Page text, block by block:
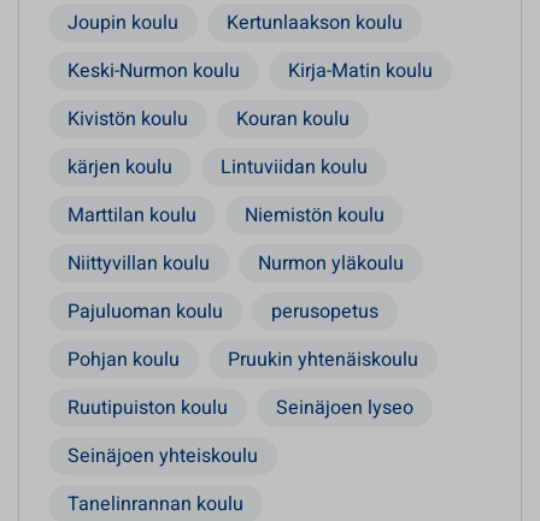
Joupin koulu
Kertunlaakson koulu
Keski-Nurmon koulu
Kirja-Matin koulu
Kivistön koulu
Kouran koulu
kärjen koulu
Lintuviidan koulu
Marttilan koulu
Niemistön koulu
Niittyvillan koulu
Nurmon yläkoulu
Pajuluoman koulu
perusopetus
Pohjan koulu
Pruukin yhtenäiskoulu
Ruutipuiston koulu
Seinäjoen lyseo
Seinäjoen yhteiskoulu
Tanelinrannan koulu